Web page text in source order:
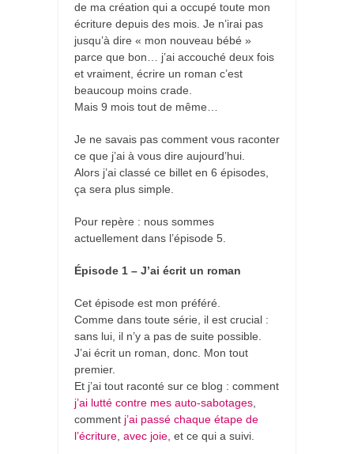
de ma création qui a occupé toute mon
écriture depuis des mois. Je n’irai pas
jusqu’à dire « mon nouveau bébé »
parce que bon… j’ai accouché deux fois
et vraiment, écrire un roman c’est
beaucoup moins crade.
Mais 9 mois tout de même…
Je ne savais pas comment vous raconter
ce que j’ai à vous dire aujourd’hui.
Alors j’ai classé ce billet en 6 épisodes,
ça sera plus simple.
Pour repère : nous sommes
actuellement dans l’épisode 5.
Épisode 1 – J’ai écrit un roman
Cet épisode est mon préféré.
Comme dans toute série, il est crucial :
sans lui, il n’y a pas de suite possible.
J’ai écrit un roman, donc. Mon tout
premier.
Et j’ai tout raconté sur ce blog : comment
j’ai lutté contre mes auto-sabotages,
comment j’ai passé chaque étape de
l’écriture, avec joie, et ce qui a suivi.